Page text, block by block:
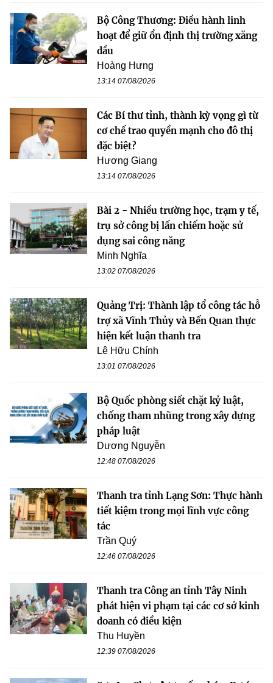
Bộ Công Thương: Điều hành linh
hoạt để giữ ổn định thị trường xăng
dầu
Hoàng Hưng
13:14 07/08/2026
Các Bí thư tỉnh, thành kỳ vọng gì từ
cơ chế trao quyền mạnh cho đô thị
đặc biệt?
Hương Giang
13:14 07/08/2026
Bài 2 - Nhiều trường học, trạm y tế,
trụ sở công bị lấn chiếm hoặc sử
dụng sai công năng
Minh Nghĩa
13:02 07/08/2026
Quảng Trị: Thành lập tổ công tác hỗ
trợ xã Vĩnh Thủy và Bến Quan thực
hiện kết luận thanh tra
Lê Hữu Chính
13:01 07/08/2026
Bộ Quốc phòng siết chặt kỷ luật,
chống tham nhũng trong xây dựng
pháp luật
Dương Nguyễn
12:48 07/08/2026
Thanh tra tỉnh Lạng Sơn: Thực hành
tiết kiệm trong mọi lĩnh vực công
tác
Trần Quý
12:46 07/08/2026
Thanh tra Công an tỉnh Tây Ninh
phát hiện vi phạm tại các cơ sở kinh
doanh có điều kiện
Thu Huyền
12:39 07/08/2026